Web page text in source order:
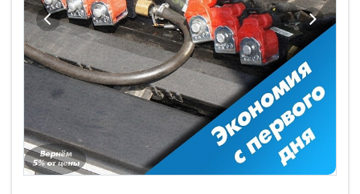
Previous Next